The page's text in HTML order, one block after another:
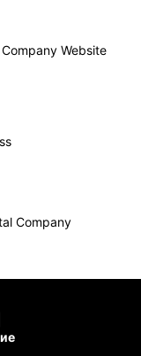
Website
Company